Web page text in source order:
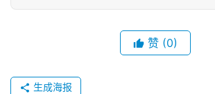
赞 (0)
生成海报